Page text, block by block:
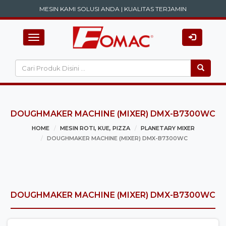
MESIN KAMI SOLUSI ANDA | KUALITAS TERJAMIN
Toggle navigation
DOUGHMAKER MACHINE (MIXER) DMX-B7300WC
HOME MESIN ROTI, KUE, PIZZA
PLANETARY MIXER
DOUGHMAKER MACHINE (MIXER) DMX-B7300WC
DOUGHMAKER MACHINE (MIXER) DMX-B7300WC